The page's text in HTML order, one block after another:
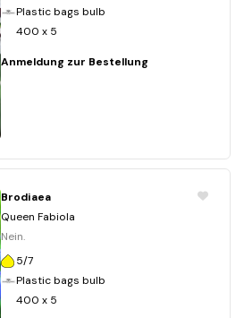
Plastic bags bulb
400 x 5
Anmeldung zur Bestellung
Brodiaea
Queen Fabiola
Nein.
5/7
Plastic bags bulb
400 x 5